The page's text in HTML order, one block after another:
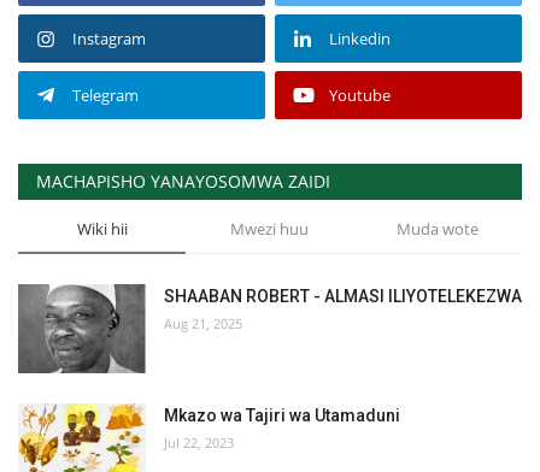
Instagram Linkedin
Telegram Youtube
MACHAPISHO YANAYOSOMWA ZAIDI
Wiki hii Mwezi huu Muda wote
SHAABAN ROBERT - ALMASI ILIYOTELEKEZWA
Aug 21, 2025
Mkazo wa Tajiri wa Utamaduni
Jul 22, 2023